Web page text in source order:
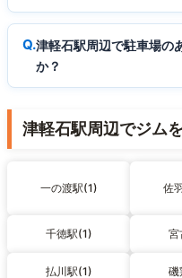
津軽石駅周辺で駐車場の
か？
津軽石駅周辺でジム
一の渡駅(1) 佐
千徳駅(1) 宮
払川駅(1) 磯